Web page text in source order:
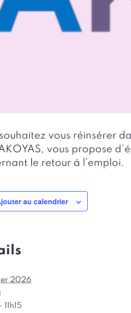
vous réinsérer
vous propose
le retour à l’emploi.
au calendrier
2026
11h15